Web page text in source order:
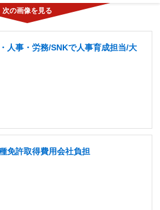
人事・労務/SNKで人事育成担当/大
免許取得費用会社負担